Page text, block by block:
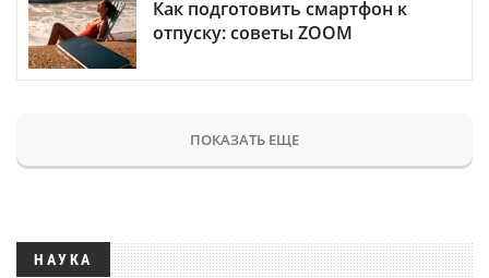
Как подготовить смартфон к
отпуску: советы ZOOM
ПОКАЗАТЬ ЕЩЕ
НАУКА